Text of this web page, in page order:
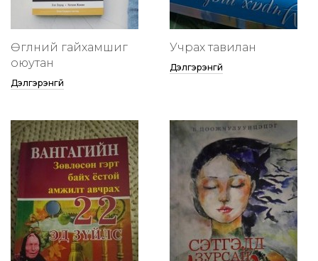
Өглөөний гайхамшиг
оюутан
Дэлгэрэнгүй
Учрах тавилан
Дэлгэрэнгүй